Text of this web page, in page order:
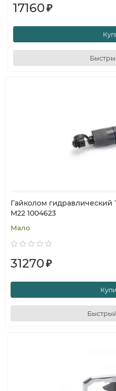
17160₽
Гайколом гидравлический
M22 1004623
Мало
31270₽